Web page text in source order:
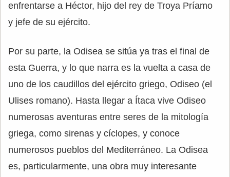
enfrentarse a Héctor, hijo del rey de Troya Príamo
y jefe de su ejército.
Por su parte, la Odisea se sitúa ya tras el final de
esta Guerra, y lo que narra es la vuelta a casa de
uno de los caudillos del ejército griego, Odiseo (el
Ulises romano). Hasta llegar a Ítaca vive Odiseo
numerosas aventuras entre seres de la mitología
griega, como sirenas y cíclopes, y conoce
numerosos pueblos del Mediterráneo. La Odisea
es, particularmente, una obra muy interesante